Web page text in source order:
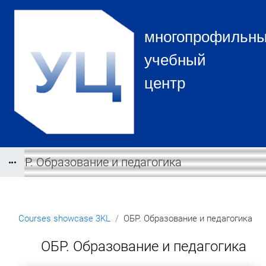
учебный
центр
ОБР. Образование и педагогика
Courses showcase 3KL ОБР. Образование и педагогика
Blocks
ОБР. Образование и педагогика